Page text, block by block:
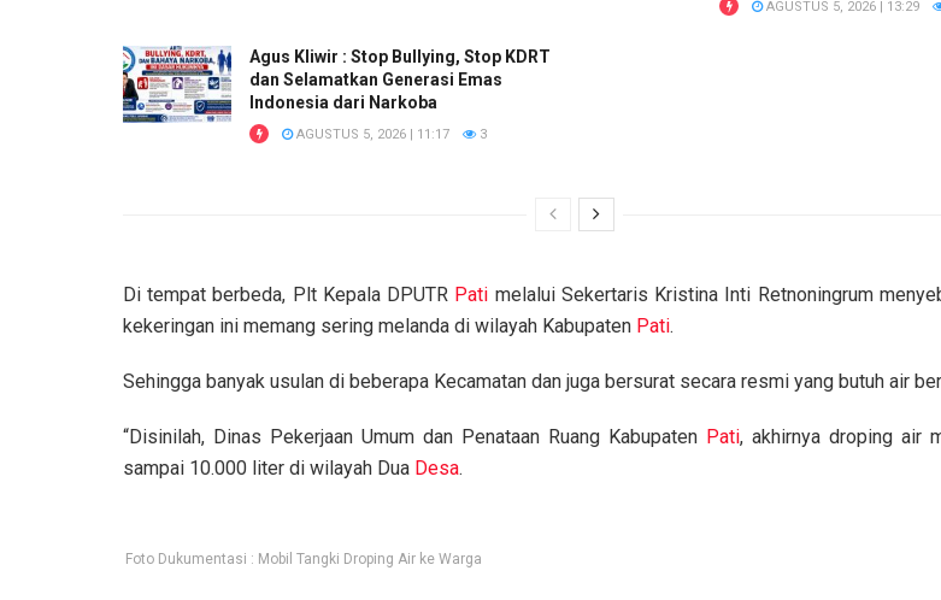
AGUSTUS 5, 2026 | 13:29
Agus Kliwir : Stop Bullying, Stop KDRT
dan Selamatkan Generasi Emas
Indonesia dari Narkoba
AGUSTUS 5, 2026 | 11:17 3
Di tempat berbeda, Plt Kepala DPUTR Pati melalui Sekertaris Kristina Inti Retnoningrum
kekeringan ini memang sering melanda di wilayah Kabupaten Pati.
Sehingga banyak usulan di beberapa Kecamatan dan juga bersurat secara resmi yang butuh air
“Disinilah, Dinas Pekerjaan Umum dan Penataan Ruang Kabupaten Pati, akhirnya droping air
sampai 10.000 liter di wilayah Dua Desa.
Foto Dukumentasi : Mobil Tangki Droping Air ke Warga